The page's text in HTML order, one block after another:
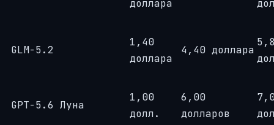
доллара
GLM-5.2
1,40
доллара
4,40 доллара
GPT-5.6 Луна
1,00
долл.
6,00
долларов